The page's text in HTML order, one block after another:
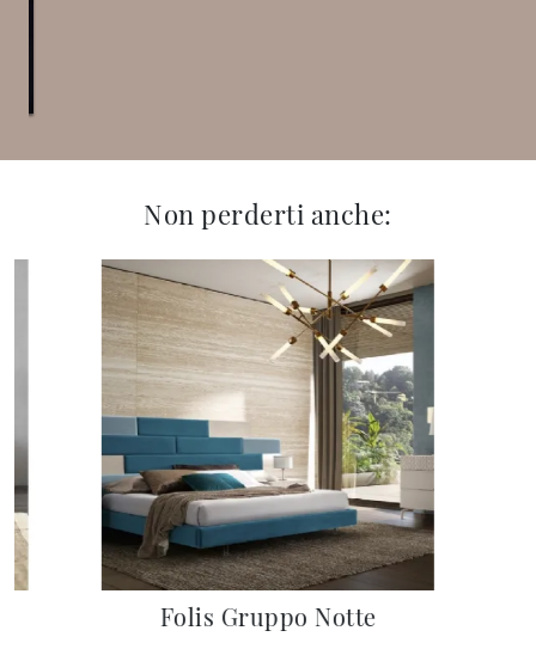
Non perderti anche:
Folis Gruppo Notte